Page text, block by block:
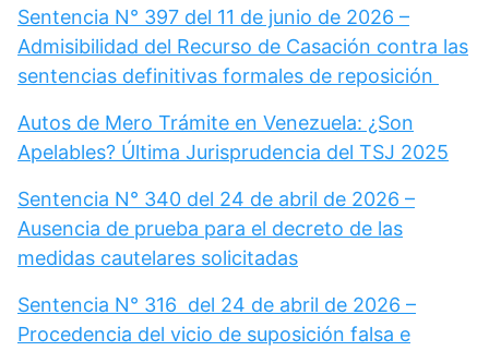
Sentencia N° 397 del 11 de junio de 2026 –
Admisibilidad del Recurso de Casación contra las
sentencias definitivas formales de reposición
Autos de Mero Trámite en Venezuela: ¿Son
Apelables? Última Jurisprudencia del TSJ 2025
Sentencia N° 340 del 24 de abril de 2026 –
Ausencia de prueba para el decreto de las
medidas cautelares solicitadas
Sentencia N° 316 del 24 de abril de 2026 –
Procedencia del vicio de suposición falsa e